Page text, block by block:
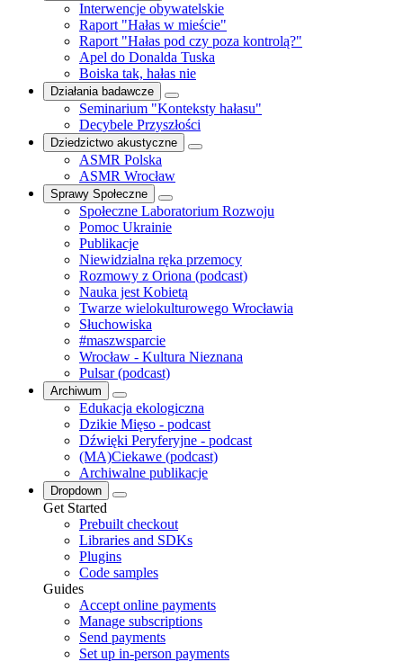
Interwencje obywatelskie
Raport "Hałas w mieście"
Raport "Hałas pod czy poza kontrolą?"
Apel do Donalda Tuska
Boiska tak, hałas nie
Działania badawcze
Seminarium "Konteksty hałasu"
Decybele Przyszłości
Dziedzictwo akustyczne
ASMR Polska
ASMR Wrocław
Sprawy Społeczne
Społeczne Laboratorium Rozwoju
Pomoc Ukrainie
Publikacje
Niewidzialna ręka przemocy
Rozmowy z Oriona (podcast)
Nauka jest Kobietą
Twarze wielokulturowego Wrocławia
Słuchowiska
#maszwsparcie
Wrocław - Kultura Nieznana
Pulsar (podcast)
Archiwum
Edukacja ekologiczna
Dzikie Mięso - podcast
Dźwięki Peryferyjne - podcast
(MA)Ciekawe (podcast)
Archiwalne publikacje
Dropdown
Get Started
Prebuilt checkout
Libraries and SDKs
Plugins
Code samples
Guides
Accept online payments
Manage subscriptions
Send payments
Set up in-person payments